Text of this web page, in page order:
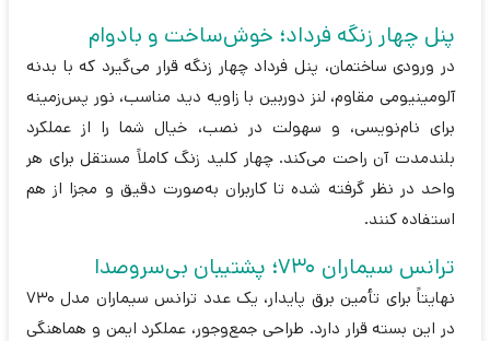
پنل چهار زنگه فرداد؛ خوش‌ساخت و بادوام
در ورودی ساختمان، پنل فرداد چهار زنگه قرار می‌گیرد که با بدنه
آلومینیومی مقاوم، لنز دوربین با زاویه دید مناسب، نور پس‌زمینه
برای نام‌نویسی، و سهولت در نصب، خیال شما را از عملکرد
بلندمدت آن راحت می‌کند. چهار کلید زنگ کاملاً مستقل برای هر
واحد در نظر گرفته شده تا کاربران به‌صورت دقیق و مجزا از هم
استفاده کنند.
ترانس سیماران 730؛ پشتیبان بی‌سروصدا
نهایتاً برای تأمین برق پایدار، یک عدد ترانس سیماران مدل 730
در این بسته قرار دارد. طراحی جمع‌وجور، عملکرد ایمن و هماهنگی